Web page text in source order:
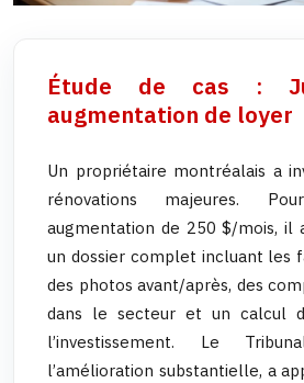
Étude de cas :
augmentation de loyer
Un propriétaire montréalais a
rénovations majeures.
augmentation de 250 $/mois, il
un dossier complet incluant les
des photos avant/après, des
dans le secteur et un calcul
l’investissement. Le
l’amélioration substantielle, a